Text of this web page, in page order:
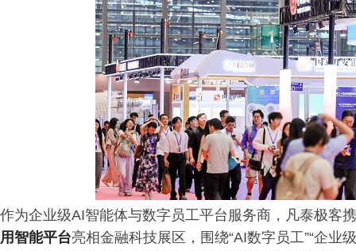
作为企业级AI智能体与数字员工平台服务商，凡泰极客
用智能平台亮相金融科技展区，围绕“AI数字员工”“企业